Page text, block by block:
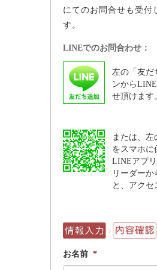
にてのお問合せも受付
す。
LINEでのお問合わせ：
左の「友だ
ンから
せ頂けます。
または、左
をスマホに
LINEアプ
リーダーか
と、アクセ
お名前 *